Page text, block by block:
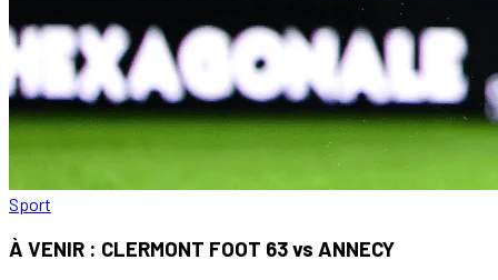
Sport
À VENIR : CLERMONT FOOT 63 vs ANNECY